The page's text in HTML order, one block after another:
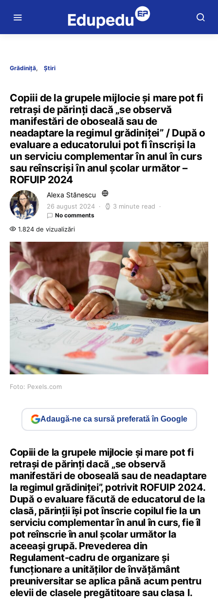
Grădiniță Știri
Copiii de la grupele mijlocie și mare pot fi
retrași de părinți dacă „se observă
manifestări de oboseală sau de
neadaptare la regimul grădiniței” / După o
evaluare a educatorului pot fi înscriși la
un serviciu complementar în anul în curs
sau reînscriși în anul școlar următor –
ROFUIP 2024
Alexa Stănescu
26 august 2024 3 minute read
No comments
1.824 de vizualizări
Foto: Pexels.com
Adaugă-ne ca sursă preferată în Google
Copiii de la grupele mijlocie și mare pot fi
retrași de părinți dacă „se observă
manifestări de oboseală sau de neadaptare
la regimul grădiniței”, potrivit ROFUIP 2024.
După o evaluare făcută de educatorul de la
clasă, părinții își pot înscrie copilul fie la un
serviciu complementar în anul în curs, fie îl
pot reînscrie în anul școlar următor la
aceeași grupă. Prevederea din
Regulament-cadru de organizare și
funcționare a unităților de învățământ
preuniversitar se aplica până acum pentru
elevii de clasele pregătitoare sau clasa I.